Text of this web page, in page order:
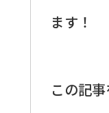
ます！
この記